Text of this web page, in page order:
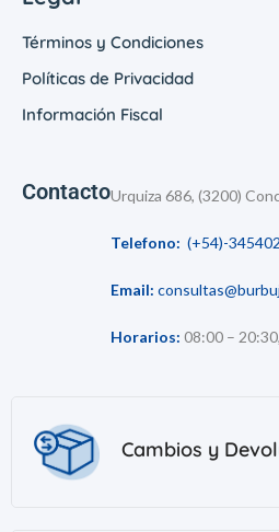
Términos y Condiciones
Políticas de Privacidad
Información Fiscal
ContactoUrquiza 686, (3200)
Telefono: (+54)-
Email:
Horarios: 08:00 –
Cambios y